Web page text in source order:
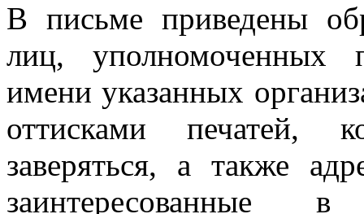
В письме приведены
лиц, уполномоченных
имени указанных
оттисками печатей,
заверяться, а также
заинтересованные